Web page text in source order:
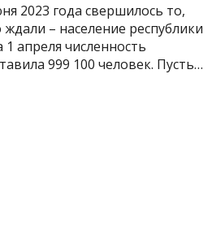
2023 года свершилось то,
ждали – население республики
апреля численность
999 100 человек. Пусть…